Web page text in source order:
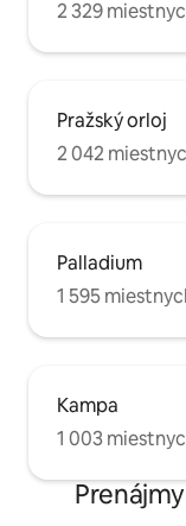
2 329
Pražský orloj
2 042
Palladium
1 595
Kampa
1 003